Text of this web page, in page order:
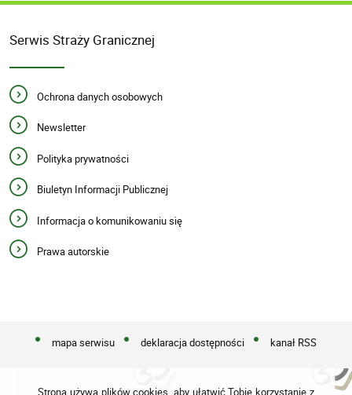
Serwis Straży Granicznej
Ochrona danych osobowych
Newsletter
Polityka prywatności
Biuletyn Informacji Publicznej
Informacja o komunikowaniu się
Prawa autorskie
mapa serwisu deklaracja dostępności kanał RSS
Strona używa plików cookies, aby ułatwić Tobie korzystanie z